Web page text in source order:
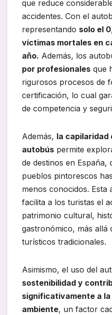
que reduce
accidentes. Con el
representando solo el
víctimas mortales en
año. Además, los
por profesionales que
rigurosos procesos de
certificación, lo cual
de competencia y
Además, la capilaridad
autobús permite
de destinos en España,
pueblos pintorescos
menos conocidos. Esta
facilita a los turistas el
patrimonio cultural,
gastronómico, más allá
turísticos tradicionales.
Asimismo, el uso del
sostenibilidad y
significativamente a
ambiente, un factor